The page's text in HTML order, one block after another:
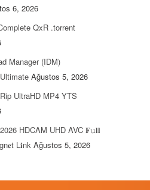
6, 2026
QxR .torrent
Manager (IDM)
Ağustos 5, 2026
UltraHD MP4 YTS
HDCAM UHD AVC 𝐅𝚞𝐥𝐥
L𝐢nk Ağustos 5, 2026